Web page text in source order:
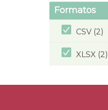
Formatos
CSV (2)
XLSX (2)